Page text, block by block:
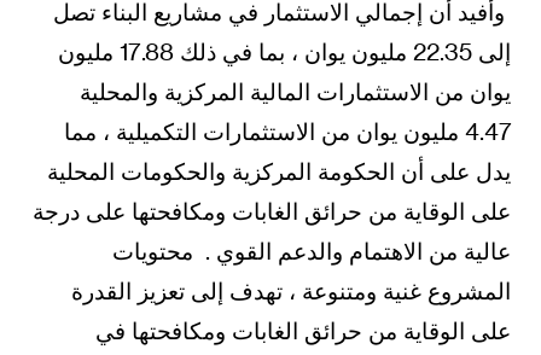
وأفيد أن إجمالي الاستثمار في مشاريع البناء تصل
إلى 22.35 مليون يوان ، بما في ذلك 17.88 مليون
يوان من الاستثمارات المالية المركزية والمحلية
4.47 مليون يوان من الاستثمارات التكميلية ، مما
يدل على أن الحكومة المركزية والحكومات المحلية
على الوقاية من حرائق الغابات ومكافحتها على درجة
عالية من الاهتمام والدعم القوي . محتويات
المشروع غنية ومتنوعة ، تهدف إلى تعزيز القدرة
على الوقاية من حرائق الغابات ومكافحتها في